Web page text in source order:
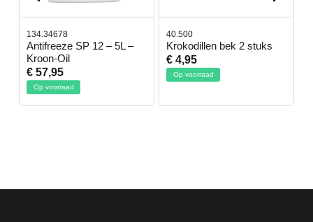
134.34678
Antifreeze SP 12 – 5L –
Kroon-Oil
€ 57,95
Op voorraad
40.500
Krokodillen bek 2 stuks
€ 4,95
Op voorraad